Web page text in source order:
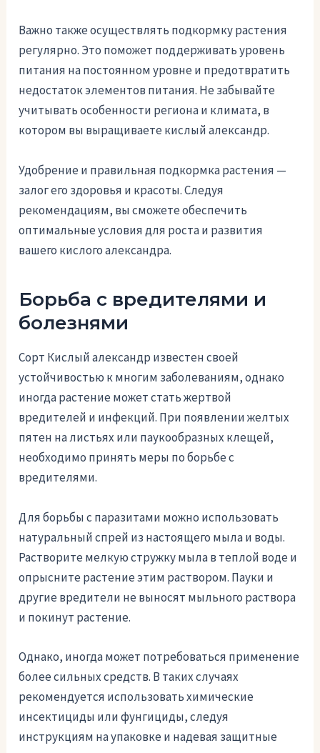
Важно также осуществлять подкормку растения
регулярно. Это поможет поддерживать уровень
питания на постоянном уровне и предотвратить
недостаток элементов питания. Не забывайте
учитывать особенности региона и климата, в
котором вы выращиваете кислый александр.
Удобрение и правильная подкормка растения —
залог его здоровья и красоты. Следуя
рекомендациям, вы сможете обеспечить
оптимальные условия для роста и развития
вашего кислого александра.
Борьба с вредителями и
болезнями
Сорт Кислый александр известен своей
устойчивостью к многим заболеваниям, однако
иногда растение может стать жертвой
вредителей и инфекций. При появлении желтых
пятен на листьях или паукообразных клещей,
необходимо принять меры по борьбе с
вредителями.
Для борьбы с паразитами можно использовать
натуральный спрей из настоящего мыла и воды.
Растворите мелкую стружку мыла в теплой воде и
опрысните растение этим раствором. Пауки и
другие вредители не выносят мыльного раствора
и покинут растение.
Однако, иногда может потребоваться применение
более сильных средств. В таких случаях
рекомендуется использовать химические
инсектициды или фунгициды, следуя
инструкциям на упаковке и надевая защитные